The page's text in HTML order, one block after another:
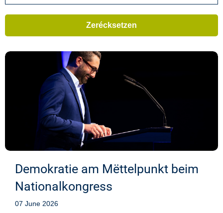
Demokratie am Mëttelpunkt beim
Nationalkongress
07 June 2026